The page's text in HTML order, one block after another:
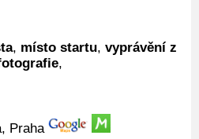
, místo startu, vyprávění z
,
Praha